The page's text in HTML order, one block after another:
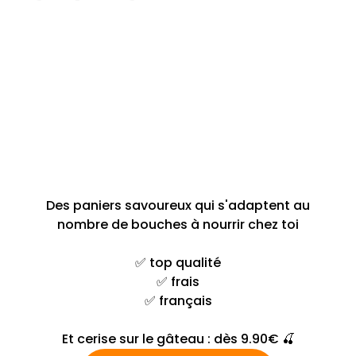
Des paniers savoureux qui s'adaptent au
nombre de bouches à nourrir chez toi
✅ top qualité
✅ frais
✅ français
Et cerise sur le gâteau : dès 9.90€ 🍒